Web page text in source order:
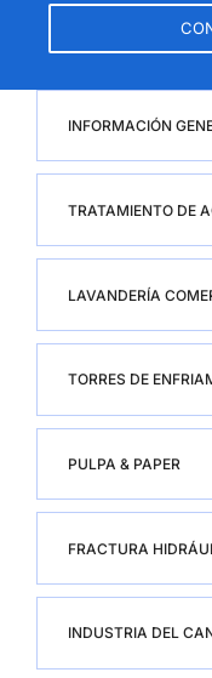
INFORMACIÓN
TRATAMIENTO DE
LAVANDERÍA
TORRES DE
PULPA & PAPER
FRACTURA
INDUSTRIA DEL